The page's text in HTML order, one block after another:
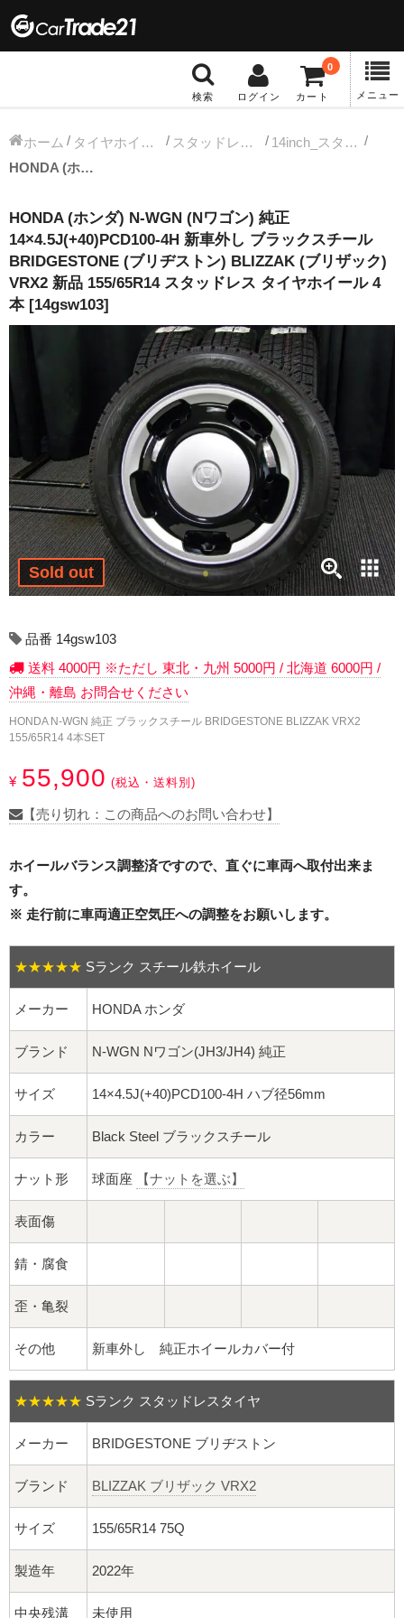
検索 ログイン カート
0
メニュー
冬タイヤホイール
13インチ：冬タイヤホイール
14インチ：冬タイヤホイール
15インチ：冬タイヤホイール
16インチ：冬タイヤホイール
17インチ：冬タイヤホイール
18インチ：冬タイヤホイール
19インチ：冬タイヤホイール
20インチ：冬タイヤホイール
夏タイヤホイール
12インチ：夏タイヤホイール
13インチ：夏タイヤホイール
14インチ：夏タイヤホイール
15インチ：夏タイヤホイール
16インチ：夏タイヤホイール
17インチ：夏タイヤホイール
19インチ：夏タイヤホイール
20インチ：夏タイヤホイール
ホイールナット
ショート平面ナット
球面座ナット
ロング球面ナット
ショート球面ナット
貫通ナット
袋ナット
ロング袋ナット
ショート袋ナット
スチール鉄ホイール
持ち込み交換工賃
ホーム タイヤホイールセット スタッドレス中古タイヤホイール
14inch_スタッドレス中古タイヤホイール
HONDA (ホンダ) N-WGN (Nワゴン) 純正 14×4.5J(+40)PCD100-4H 新車外し ブラックスチール BRIDGESTONE (ブリヂストン) BLIZZAK (ブリザック) VRX2 新品 155/65R14 スタッドレス タイヤホイール 4本 [14gsw103]
HONDA (ホンダ) N-WGN (Nワゴン) 純正
14×4.5J(+40)PCD100-4H 新車外し ブラックスチール
BRIDGESTONE (ブリヂストン) BLIZZAK (ブリザック)
VRX2 新品 155/65R14 スタッドレス タイヤホイール 4
本 [14gsw103]
Sold out
品番 14gsw103
送料 4000円 ※ただし 東北・九州 5000円 / 北海道 6000円 /
沖縄・離島 お問合せください
HONDA N-WGN 純正 ブラックスチール BRIDGESTONE BLIZZAK VRX2
155/65R14 4本SET
¥ 55,900 (税込・送料別)
【売り切れ：この商品へのお問い合わせ】
ホイールバランス調整済ですので、直ぐに車両へ取付出来ま
す。
※ 走行前に車両適正空気圧への調整をお願いします。
★★★★★ Sランク スチール鉄ホイール
メーカー HONDA ホンダ
ブランド N-WGN Nワゴン(JH3/JH4) 純正
サイズ 14×4.5J(+40)PCD100-4H ハブ径56mm
カラー Black Steel ブラックスチール
ナット形 球面座 【ナットを選ぶ】
表面傷
錆・腐食
歪・亀裂
その他 新車外し 純正ホイールカバー付
★★★★★ Sランク スタッドレスタイヤ
メーカー BRIDGESTONE ブリヂストン
ブランド BLIZZAK ブリザック VRX2
サイズ 155/65R14 75Q
製造年 2022年
中央残溝 未使用